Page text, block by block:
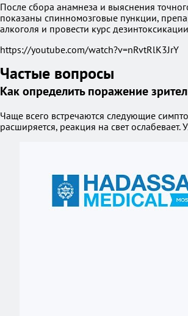
После сбора анамнеза и выяснения
показаны спинномозговые пункции,
алкоголя и провести курс
https://youtube.com/watch?v=nRvtRlK3JrY
Частые вопросы
Как определить поражение
Чаще всего встречаются следующие
расширяется, реакция на свет